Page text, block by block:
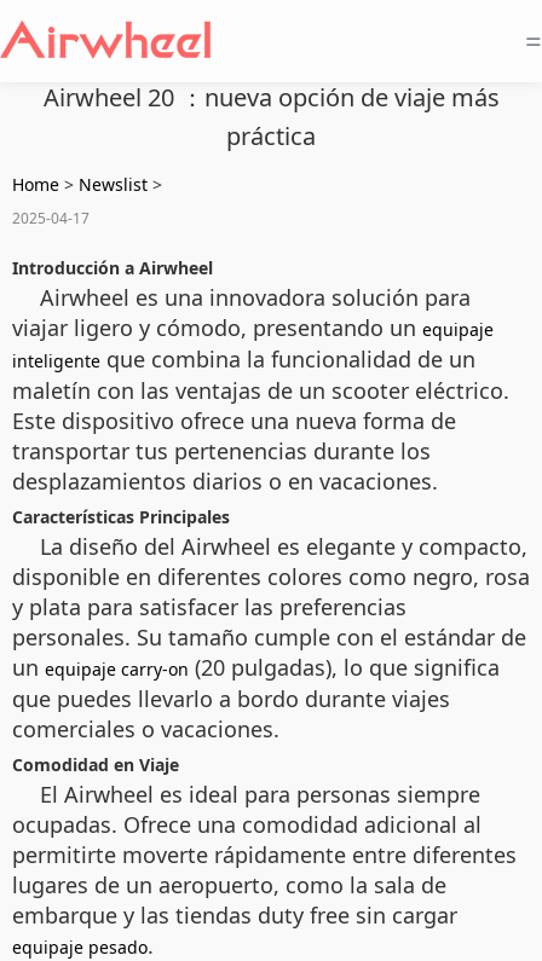
=
Airwheel 20 ：nueva opción de viaje más
práctica
Home > Newslist >
2025-04-17
Introducción a Airwheel
Airwheel es una innovadora solución para
viajar ligero y cómodo, presentando un equipaje
inteligente que combina la funcionalidad de un
maletín con las ventajas de un scooter eléctrico.
Este dispositivo ofrece una nueva forma de
transportar tus pertenencias durante los
desplazamientos diarios o en vacaciones.
Características Principales
La diseño del Airwheel es elegante y compacto,
disponible en diferentes colores como negro, rosa
y plata para satisfacer las preferencias
personales. Su tamaño cumple con el estándar de
un equipaje carry-on (20 pulgadas), lo que significa
que puedes llevarlo a bordo durante viajes
comerciales o vacaciones.
Comodidad en Viaje
El Airwheel es ideal para personas siempre
ocupadas. Ofrece una comodidad adicional al
permitirte moverte rápidamente entre diferentes
lugares de un aeropuerto, como la sala de
embarque y las tiendas duty free sin cargar
equipaje pesado.